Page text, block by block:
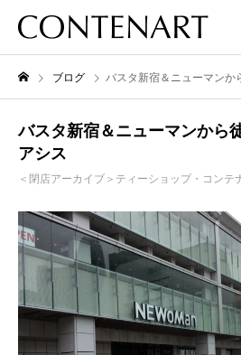
ブログ バスタ新宿＆ニューマンか
バスタ新宿＆ニューマンから
アシス
＜閉店アーカイブ＞ティーショップ・コンテ